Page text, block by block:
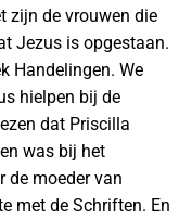
zijn de vrouwen die
Jezus is opgestaan.
Handelingen. We
hielpen bij de
dat Priscilla
was bij het
de moeder van
met de Schriften. En